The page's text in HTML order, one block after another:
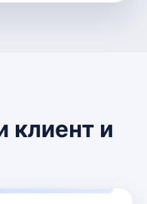
клиент и